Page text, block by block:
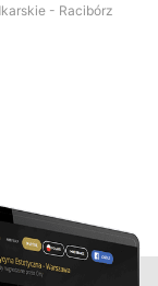
- Racibórz